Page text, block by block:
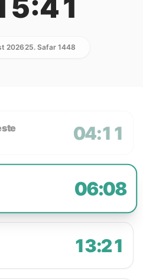
202625. Safar 1448
04:11
06:08
13:21